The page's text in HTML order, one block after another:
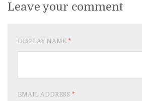
Leave your comment
DISPLAY NAME *
EMAIL ADDRESS *